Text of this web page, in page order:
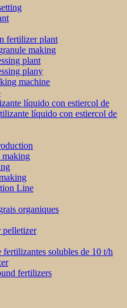
fertilizer plant
making
plant
plany
machine
líquido con estiercol de
líquido con estiercol de
making
Line
organiques
pelletizer
solubles de 10 t/h
fertilizers